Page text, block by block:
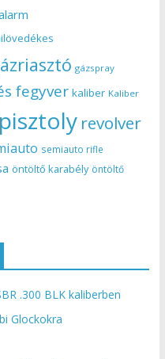
gázspray
fegyver kaliber Kaliber
pisztoly revolver
semiauto rifle
öntöltő karabély öntöltő
.300 BLK kaliberben
Glockokra